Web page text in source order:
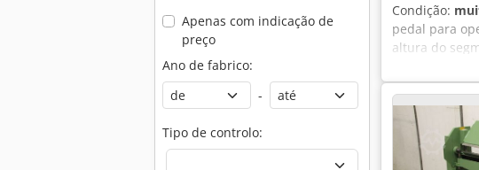
Apenas com indicação de
preço
Ano de fabrico:
-
Tipo de controlo:
Condição:
pedal para
altura do
novos
estado visual
500 kg